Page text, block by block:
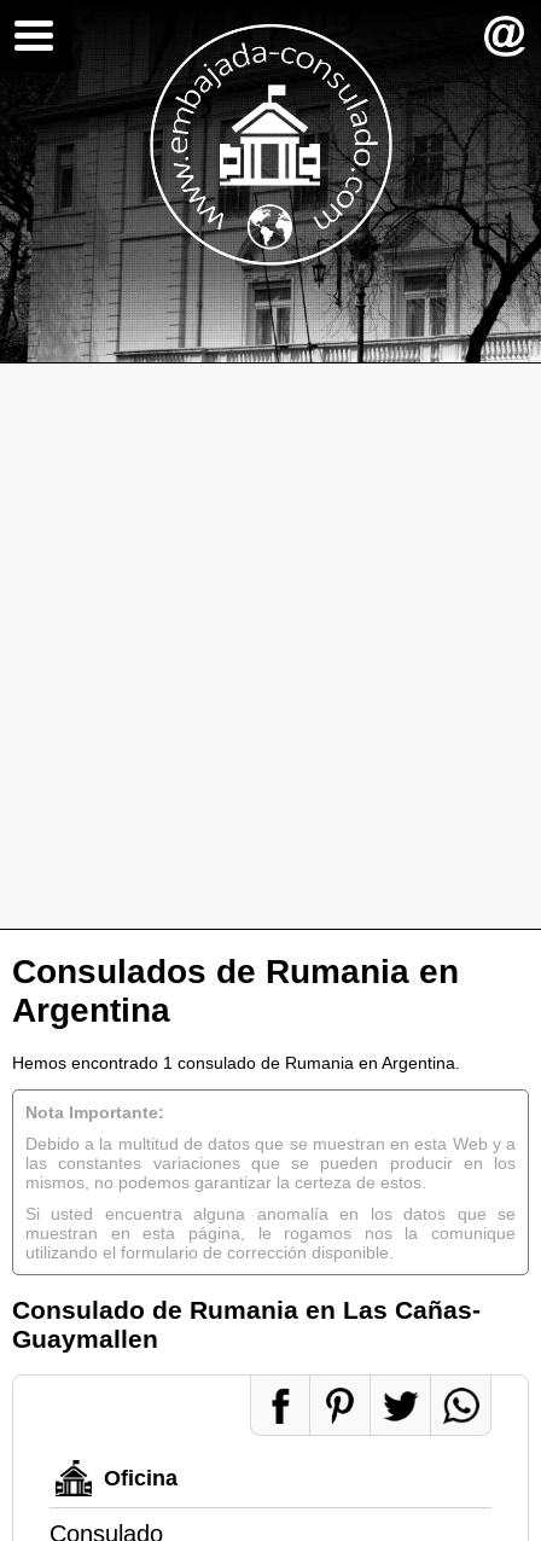
Consulados de Rumania en
Argentina
Hemos encontrado 1 consulado de Rumania en Argentina.
Nota Importante:
Debido a la multitud de datos que se muestran en esta Web y a
las constantes variaciones que se pueden producir en los
mismos, no podemos garantizar la certeza de estos.
Si usted encuentra alguna anomalía en los datos que se
muestran en esta página, le rogamos nos la comunique
utilizando el formulario de corrección disponible.
Consulado de Rumania en Las Cañas-
Guaymallen
Oficina
Consulado